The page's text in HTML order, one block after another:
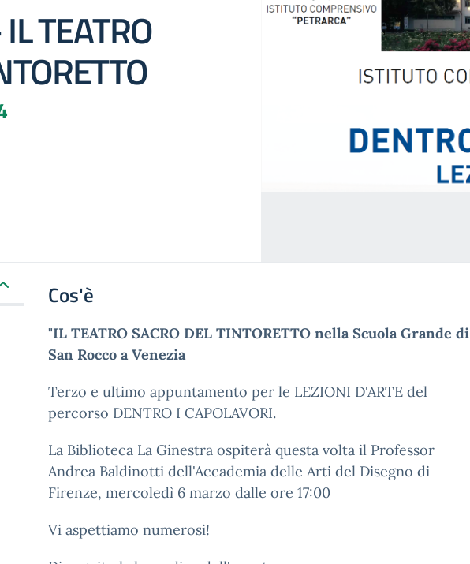
TEATRO
Cos'è
"IL TEATRO SACRO DEL TINTORETTO nella Scuola Grande di
San Rocco a Venezia
Terzo e ultimo appuntamento per le LEZIONI D'ARTE del
percorso DENTRO I CAPOLAVORI.
La Biblioteca La Ginestra ospiterà questa volta il Professor
Andrea Baldinotti dell'Accademia delle Arti del Disegno di
Firenze, mercoledì 6 marzo dalle ore 17:00
Vi aspettiamo numerosi!